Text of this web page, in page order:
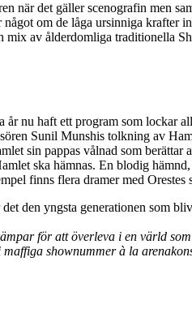
när det gäller scenografin men
om de låga ursinniga
av ålderdomliga traditionella
nu haft ett program som
Sunil Munshis tolkning av
sin pappas vålnad som
ska hämnas. En blodig
finns flera dramer med Orestes
den yngsta generationen som
för att överleva i en värld
shownummer à la